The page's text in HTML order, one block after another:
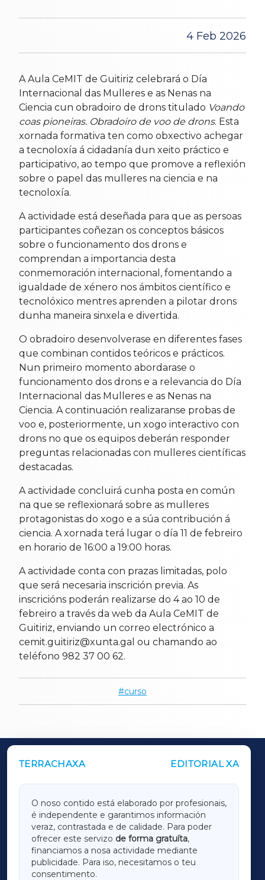
4 Feb 2026
A Aula CeMIT de Guitiriz celebrará o Día
Internacional das Mulleres e as Nenas na
Ciencia cun obradoiro de drons titulado Voando
coas pioneiras. Obradoiro de voo de drons. Esta
xornada formativa ten como obxectivo achegar
a tecnoloxía á cidadanía dun xeito práctico e
participativo, ao tempo que promove a reflexión
sobre o papel das mulleres na ciencia e na
tecnoloxía.
A actividade está deseñada para que as persoas
participantes coñezan os conceptos básicos
sobre o funcionamento dos drons e
comprendan a importancia desta
conmemoración internacional, fomentando a
igualdade de xénero nos ámbitos científico e
tecnolóxico mentres aprenden a pilotar drons
dunha maneira sinxela e divertida.
O obradoiro desenvolverase en diferentes fases
que combinan contidos teóricos e prácticos.
Nun primeiro momento abordarase o
funcionamento dos drons e a relevancia do Día
Internacional das Mulleres e as Nenas na
Ciencia. A continuación realizaranse probas de
voo e, posteriormente, un xogo interactivo con
drons no que os equipos deberán responder
preguntas relacionadas con mulleres científicas
destacadas.
A actividade concluirá cunha posta en común
na que se reflexionará sobre as mulleres
protagonistas do xogo e a súa contribución á
ciencia. A xornada terá lugar o día 11 de febreiro
en horario de 16:00 a 19:00 horas.
A actividade conta con prazas limitadas, polo
que será necesaria inscrición previa. As
inscricións poderán realizarse do 4 ao 10 de
febreiro a través da web da Aula CeMIT de
Guitiriz, enviando un correo electrónico a
cemit.guitiriz@xunta.gal ou chamando ao
teléfono 982 37 00 62.
curso
TERRACHAXA EDITORIAL XA
O noso contido está elaborado por profesionais,
é independente e garantimos información
veraz, contrastada e de calidade. Para poder
ofrecer este servizo de forma gratuíta,
financiamos a nosa actividade mediante
publicidade. Para iso, necesitamos o teu
consentimento.
OUTROS PERIÓDICOS
LUGOXA
TERRACHAXA